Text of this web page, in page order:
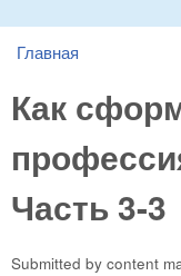
You are here
Главная
Как
Часть 3-3
Submitted by content